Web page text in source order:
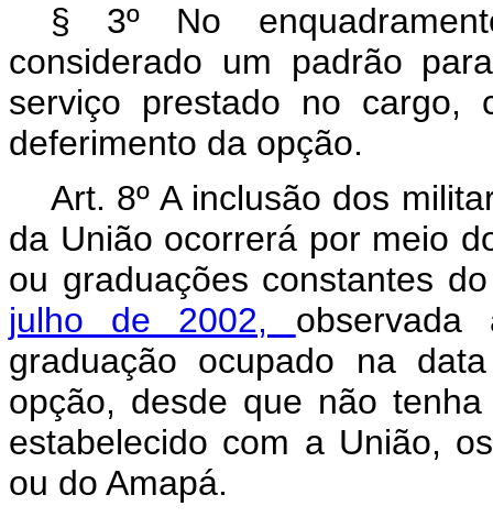
§ 3º No
considerado um padrão
serviço prestado no cargo,
deferimento da opção.
Art. 8º A inclusão dos
da União ocorrerá por meio
ou graduações constantes
julho de 2002,
graduação ocupado na
opção, desde que não
estabelecido com a União,
ou do Amapá.